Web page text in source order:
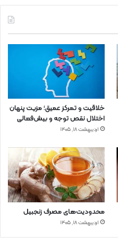
خلاقیت و تمرکز عمیق؛ مزیت پنهان
اختلال نقص توجه و بیش‌فعالی
اردیبهشت ۱۸, ۱۴۰۵
محدودیت‌های مصرف زنجبیل
اردیبهشت ۱۸, ۱۴۰۵